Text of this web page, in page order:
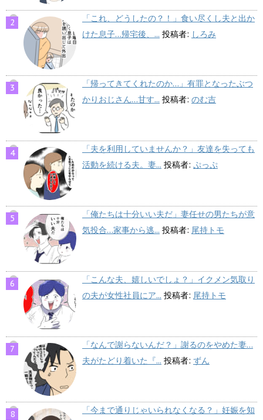
「これ、どうしたの？！」食い尽くし夫と出か
けた息子…帰宅後、... 投稿者: しろみ
「帰ってきてくれたのか…」有罪となったぶつ
かりおじさん…甘す... 投稿者: のむ吉
「夫を利用していませんか？」友達を失っても
活動を続ける夫。妻... 投稿者: ぷっぷ
「俺たちは十分いい夫だ」妻任せの男たちが意
気投合…家事から逃... 投稿者: 尾持トモ
「こんな夫、嬉しいでしょ？」イクメン気取り
の夫が女性社員にア... 投稿者: 尾持トモ
「なんで謝らないんだ？」謝るのをやめた妻…
夫がたどり着いた『... 投稿者: ずん
「今まで通りじゃいられなくなる？」妊娠を知